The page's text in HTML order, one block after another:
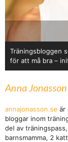
Träningsbloggen
för att må bra –
Anna Jonasson
annajonasson.se är
bloggar inom
del av
barnsmamma, 2